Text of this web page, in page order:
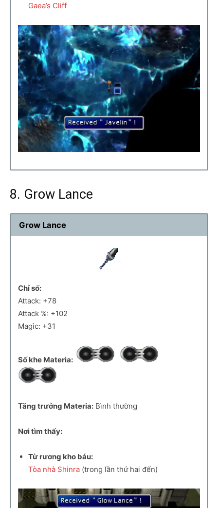
Gaea’s Cliff
8. Grow Lance
Grow Lance
Chỉ số:
Attack: +78
Attack %: +102
Magic: +31
Số khe Materia:
Tăng trưởng Materia: Bình thường
Nơi tìm thấy:
Từ rương kho báu:
Tòa nhà Shinra (trong lần thứ hai đến)